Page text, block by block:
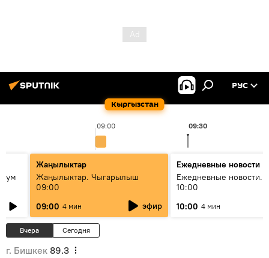
Кыргызстан
РУС
09:00 09:30
Жаңылыктар
Жаңылыктар. Чыгарылыш
09:00
09:00 4 мин эфир
Ежедневные новости
Ежедневные новости.
10:00
10:00 4 мин
Вчера Сегодня
г. Бишкек 89.3